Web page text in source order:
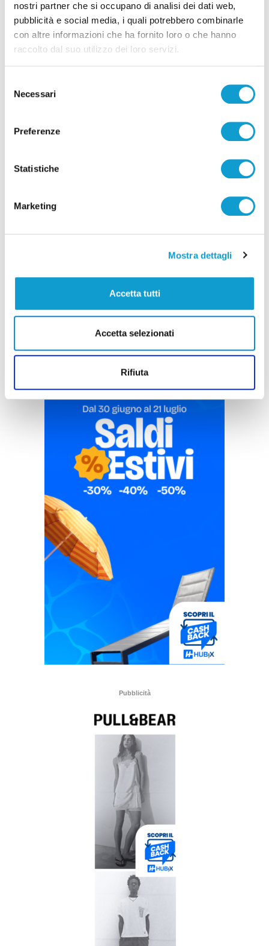
nostri partner che si occupano di analisi dei dati web,
pubblicità e social media, i quali potrebbero combinarle
con altre informazioni che ha fornito loro o che hanno
raccolto dal suo utilizzo dei loro servizi.
delNecessari
Preferenze
Statistiche
Marketing
Mostra dettagli
Accetta tutti
Accetta selezionati
Rifiuta
Settore Giovanile Academy - Alessandro Re, da
Castelfidardo al Latina Calcio
Pubblicità
Pubblicità